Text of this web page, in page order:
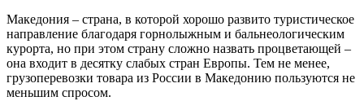
Македония – страна, в которой хорошо развито туристическое
направление благодаря горнолыжным и бальнеологическим
курорта, но при этом страну сложно назвать процветающей –
она входит в десятку слабых стран Европы. Тем не менее,
грузоперевозки товара из России в Македонию пользуются не
меньшим спросом.